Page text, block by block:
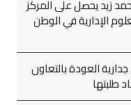
زيد يحصل على المركز
الإدارية في الوطن
العودة بالتعاون
طلبتها